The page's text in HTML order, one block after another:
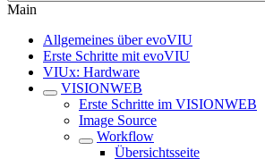
Main
Allgemeines über evoVIU
Erste Schritte mit evoVIU
VIUx: Hardware
VISIONWEB
Erste Schritte im VISIONWEB
Image Source
Workflow
Übersichtsseite